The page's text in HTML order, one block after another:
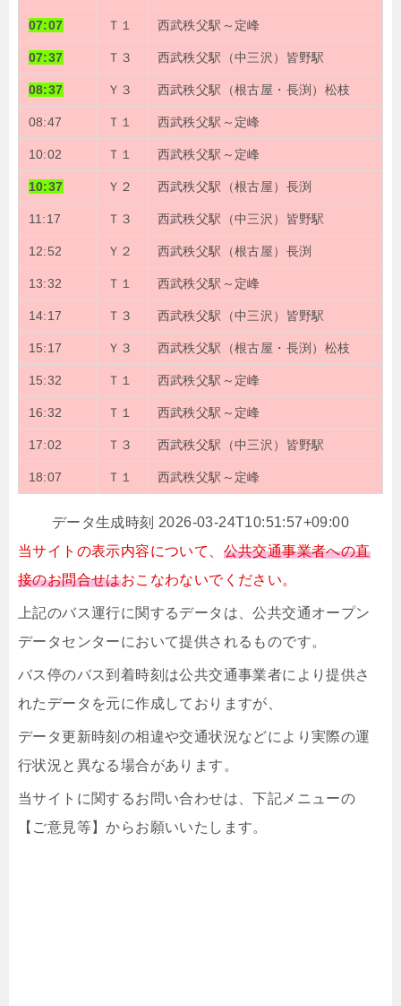
07:07 Ｔ１ 西武秩父駅～定峰
07:37 Ｔ３ 西武秩父駅（中三沢）皆野駅
08:37 Ｙ３ 西武秩父駅（根古屋・長渕）松枝
08:47 Ｔ１ 西武秩父駅～定峰
10:02 Ｔ１ 西武秩父駅～定峰
10:37 Ｙ２ 西武秩父駅（根古屋）長渕
11:17 Ｔ３ 西武秩父駅（中三沢）皆野駅
12:52 Ｙ２ 西武秩父駅（根古屋）長渕
13:32 Ｔ１ 西武秩父駅～定峰
14:17 Ｔ３ 西武秩父駅（中三沢）皆野駅
15:17 Ｙ３ 西武秩父駅（根古屋・長渕）松枝
15:32 Ｔ１ 西武秩父駅～定峰
16:32 Ｔ１ 西武秩父駅～定峰
17:02 Ｔ３ 西武秩父駅（中三沢）皆野駅
18:07 Ｔ１ 西武秩父駅～定峰
データ生成時刻 2026-03-24T10:51:57+09:00
当サイトの表示内容について、 公共交通事業者への直
接のお問合せはおこなわないでください。
上記のバス運行に関するデータは、公共交通オープン
データセンターにおいて提供されるものです。
バス停のバス到着時刻は公共交通事業者により提供さ
れたデータを元に作成しておりますが、
データ更新時刻の相違や交通状況などにより実際の運
行状況と異なる場合があります。
当サイトに関するお問い合わせは、下記メニューの
【ご意見等】からお願いいたします。